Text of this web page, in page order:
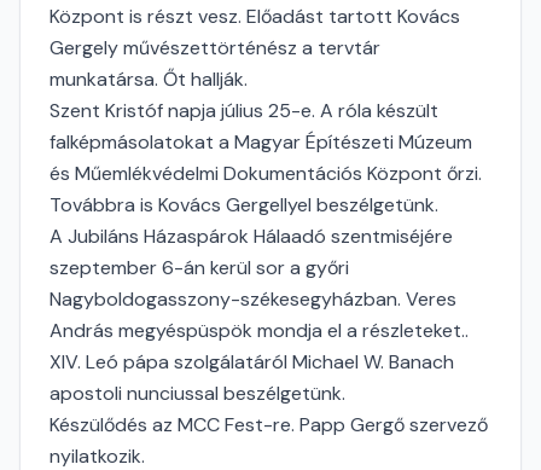
Központ is részt vesz. Előadást tartott Kovács
Gergely művészettörténész a tervtár
munkatársa. Őt hallják.
Szent Kristóf napja július 25-e. A róla készült
falképmásolatokat a Magyar Építészeti Múzeum
és Műemlékvédelmi Dokumentációs Központ őrzi.
Továbbra is Kovács Gergellyel beszélgetünk.
A Jubiláns Házaspárok Hálaadó szentmiséjére
szeptember 6-án kerül sor a győri
Nagyboldogasszony-székesegyházban. Veres
András megyéspüspök mondja el a részleteket..
XIV. Leó pápa szolgálatáról Michael W. Banach
apostoli nunciussal beszélgetünk.
Készülődés az MCC Fest-re. Papp Gergő szervező
nyilatkozik.